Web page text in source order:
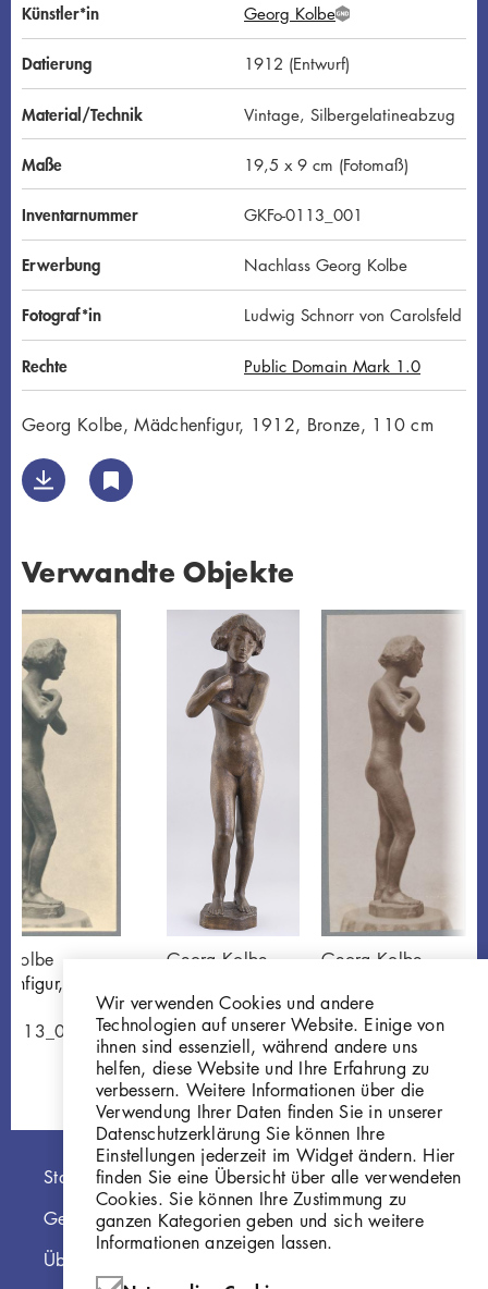
Künstler*in Georg KolbeG
N
D
Datierung 1912 (Entwurf)
Material/Technik Vintage, Silbergelatineabzug
Maße 19,5 x 9 cm (Fotomaß)
Inventarnummer GKFo-0113_001
Erwerbung Nachlass Georg Kolbe
Fotograf*in Ludwig Schnorr von Carolsfeld
Rechte Public Domain Mark 1.0
Georg Kolbe, Mädchenfigur, 1912, Bronze, 110 cm
Verwandte Objekte
Kolbe
1912,
Georg Kolbe
P267
Georg Kolbe
Bronze
GKFo-0113_002
Hauptnavigation
Startseite
Georg Kolbe Museum
Über die Online Sammlung
Wir verwenden Cookies und andere
Technologien auf unserer Website. Einige von
ihnen sind essenziell, während andere uns
helfen, diese Website und Ihre Erfahrung zu
verbessern. Weitere Informationen über die
Verwendung Ihrer Daten finden Sie in unserer
Datenschutzerklärung Sie können Ihre
Einstellungen jederzeit im Widget ändern. Hier
finden Sie eine Übersicht über alle verwendeten
Cookies. Sie können Ihre Zustimmung zu
ganzen Kategorien geben und sich weitere
Informationen anzeigen lassen.